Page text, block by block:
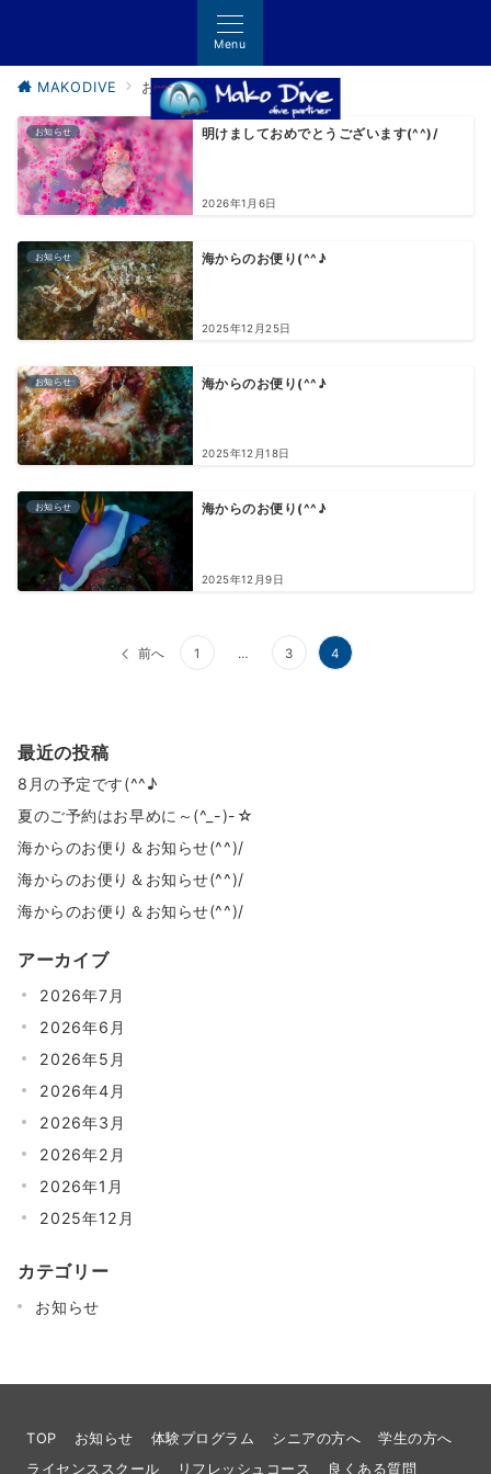
Menu
MAKODIVE お知らせ
お知らせ 明けましておめでとうございます(^^)/
2026年1月6日
お知らせ 海からのお便り(^^♪
2025年12月25日
お知らせ 海からのお便り(^^♪
2025年12月18日
お知らせ 海からのお便り(^^♪
2025年12月9日
ペ
ー
ジ
送
り
前へ 1 … 3 4
最近の投稿
8月の予定です(^^♪
夏のご予約はお早めに～(^_-)-☆
海からのお便り＆お知らせ(^^)/
海からのお便り＆お知らせ(^^)/
海からのお便り＆お知らせ(^^)/
アーカイブ
2026年7月
2026年6月
2026年5月
2026年4月
2026年3月
2026年2月
2026年1月
2025年12月
カテゴリー
お知らせ
TOP お知らせ 体験プログラム シニアの方へ
学生の方へ
ライセンススクール
リフレッシュコース 良くある質問